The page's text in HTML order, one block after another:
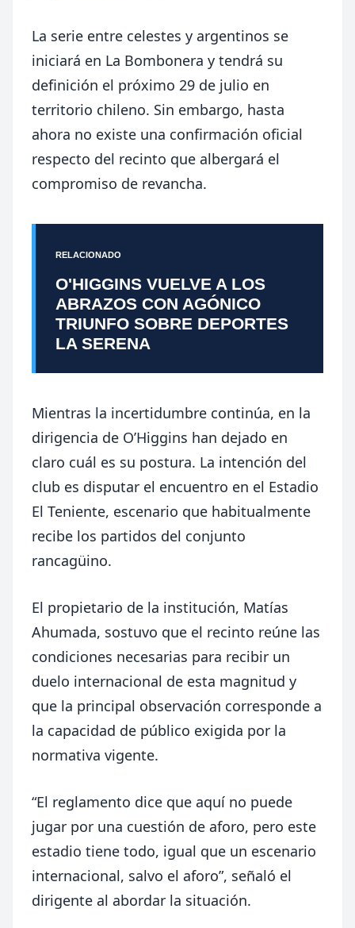
La serie entre celestes y argentinos se
iniciará en La Bombonera y tendrá su
definición el próximo 29 de julio en
territorio chileno. Sin embargo, hasta
ahora no existe una confirmación oficial
respecto del recinto que albergará el
compromiso de revancha.
RELACIONADO
O'HIGGINS VUELVE A LOS
ABRAZOS CON AGÓNICO
TRIUNFO SOBRE DEPORTES
LA SERENA
Mientras la incertidumbre continúa, en la
dirigencia de O’Higgins han dejado en
claro cuál es su postura. La intención del
club es disputar el encuentro en el Estadio
El Teniente, escenario que habitualmente
recibe los partidos del conjunto
rancagüino.
El propietario de la institución, Matías
Ahumada, sostuvo que el recinto reúne las
condiciones necesarias para recibir un
duelo internacional de esta magnitud y
que la principal observación corresponde a
la capacidad de público exigida por la
normativa vigente.
“El reglamento dice que aquí no puede
jugar por una cuestión de aforo, pero este
estadio tiene todo, igual que un escenario
internacional, salvo el aforo”, señaló el
dirigente al abordar la situación.